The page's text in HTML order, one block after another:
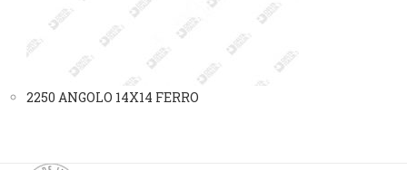
2250 ANGOLO 14X14 FERRO